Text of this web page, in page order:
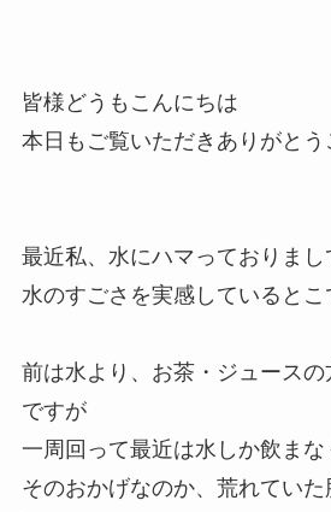
皆様どうもこんにちは
本日もご覧いただきありがとう
最近私、水にハマっておりまし
水のすごさを実感していると
前は水より、お茶・ジュース
ですが
一周回って最近は水しか飲まな
そのおかげなのか、荒れてい